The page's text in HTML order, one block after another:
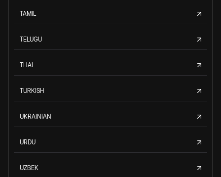
TAMIL
TELUGU
THAI
TURKISH
UKRAINIAN
URDU
UZBEK